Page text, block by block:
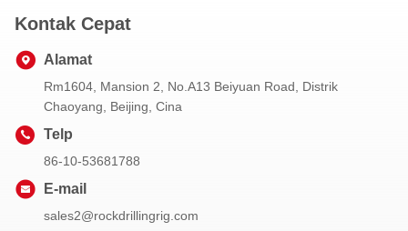
Kontak Cepat
Alamat
Rm1604, Mansion 2, No.A13 Beiyuan Road, Distrik
Chaoyang, Beijing, Cina
Telp
86-10-53681788
E-mail
sales2@rockdrillingrig.com